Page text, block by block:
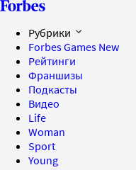
Рубрики
Forbes Games New
Рейтинги
Франшизы
Подкасты
Видео
Life
Woman
Sport
Young